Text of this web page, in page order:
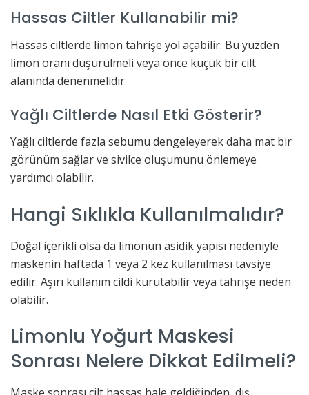
Hassas Ciltler Kullanabilir mi?
Hassas ciltlerde limon tahrişe yol açabilir. Bu yüzden
limon oranı düşürülmeli veya önce küçük bir cilt
alanında denenmelidir.
Yağlı Ciltlerde Nasıl Etki Gösterir?
Yağlı ciltlerde fazla sebumu dengeleyerek daha mat bir
görünüm sağlar ve sivilce oluşumunu önlemeye
yardımcı olabilir.
Hangi Sıklıkla Kullanılmalıdır?
Doğal içerikli olsa da limonun asidik yapısı nedeniyle
maskenin haftada 1 veya 2 kez kullanılması tavsiye
edilir. Aşırı kullanım cildi kurutabilir veya tahrişe neden
olabilir.
Limonlu Yoğurt Maskesi
Sonrası Nelere Dikkat Edilmeli?